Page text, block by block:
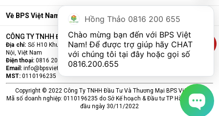
Về BPS Việt Nam
CÔNG TY TNHH ĐẦU TƯ VÀ THƯƠNG MẠI BPS VIỆT NAM
Địa chỉ: Số H10 Khu đấu giá Ngô Thì Nhậm, Phường Hà Đông, Thành phố Hà
Nội, Việt Nam
Điện thoại: 0816 200 655
Email: info@bpsvietnam.vn
MST: 0110196235
Copyright © 2022 Công Ty TNHH Đầu Tư Và Thương Mại BPS Việt Nam.
Mã số doanh nghiệp: 0110196235 do Sở Kế hoạch & Đầu tư TP Hà Nội cấp lần
đầu ngày 30/11/2022
Hồng Thảo 0816 200 655
Chào mừng bạn đến với BPS Việt
Nam! Để được trợ giúp hãy CHAT
0816.200.655